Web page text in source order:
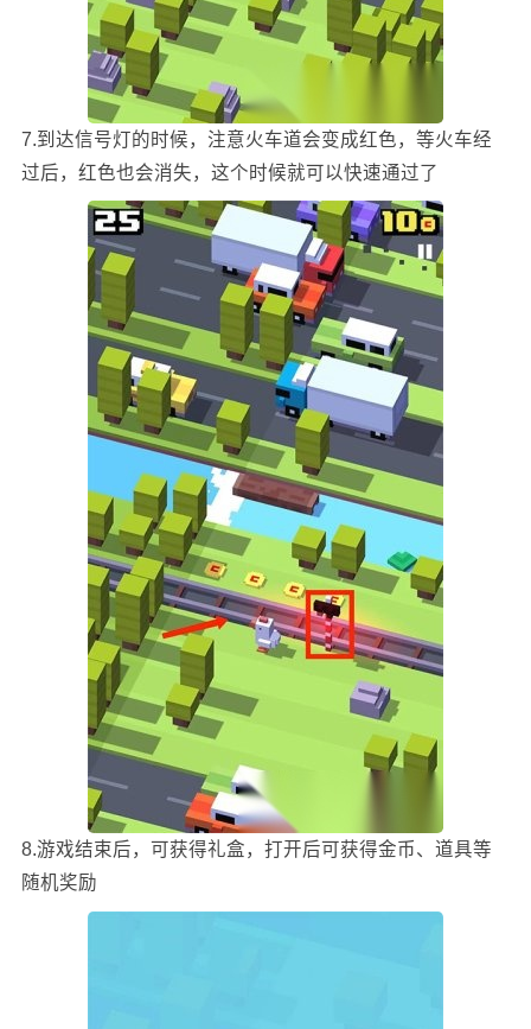
7.到达信号灯的时候，注意火车道会变成红色，等火车经
过后，红色也会消失，这个时候就可以快速通过了
8.游戏结束后，可获得礼盒，打开后可获得金币、道具等
随机奖励